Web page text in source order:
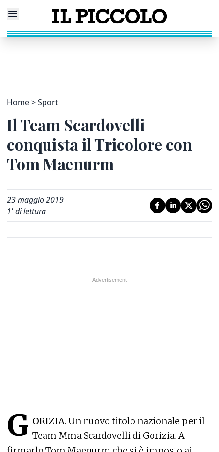
Home Sport
Il Team Scardovelli
conquista il Tricolore con
Tom Maenurm
23 maggio 2019
1' di lettura
G ORIZIA. Un nuovo titolo nazionale per il
Team Mma Scardovelli di Gorizia. A